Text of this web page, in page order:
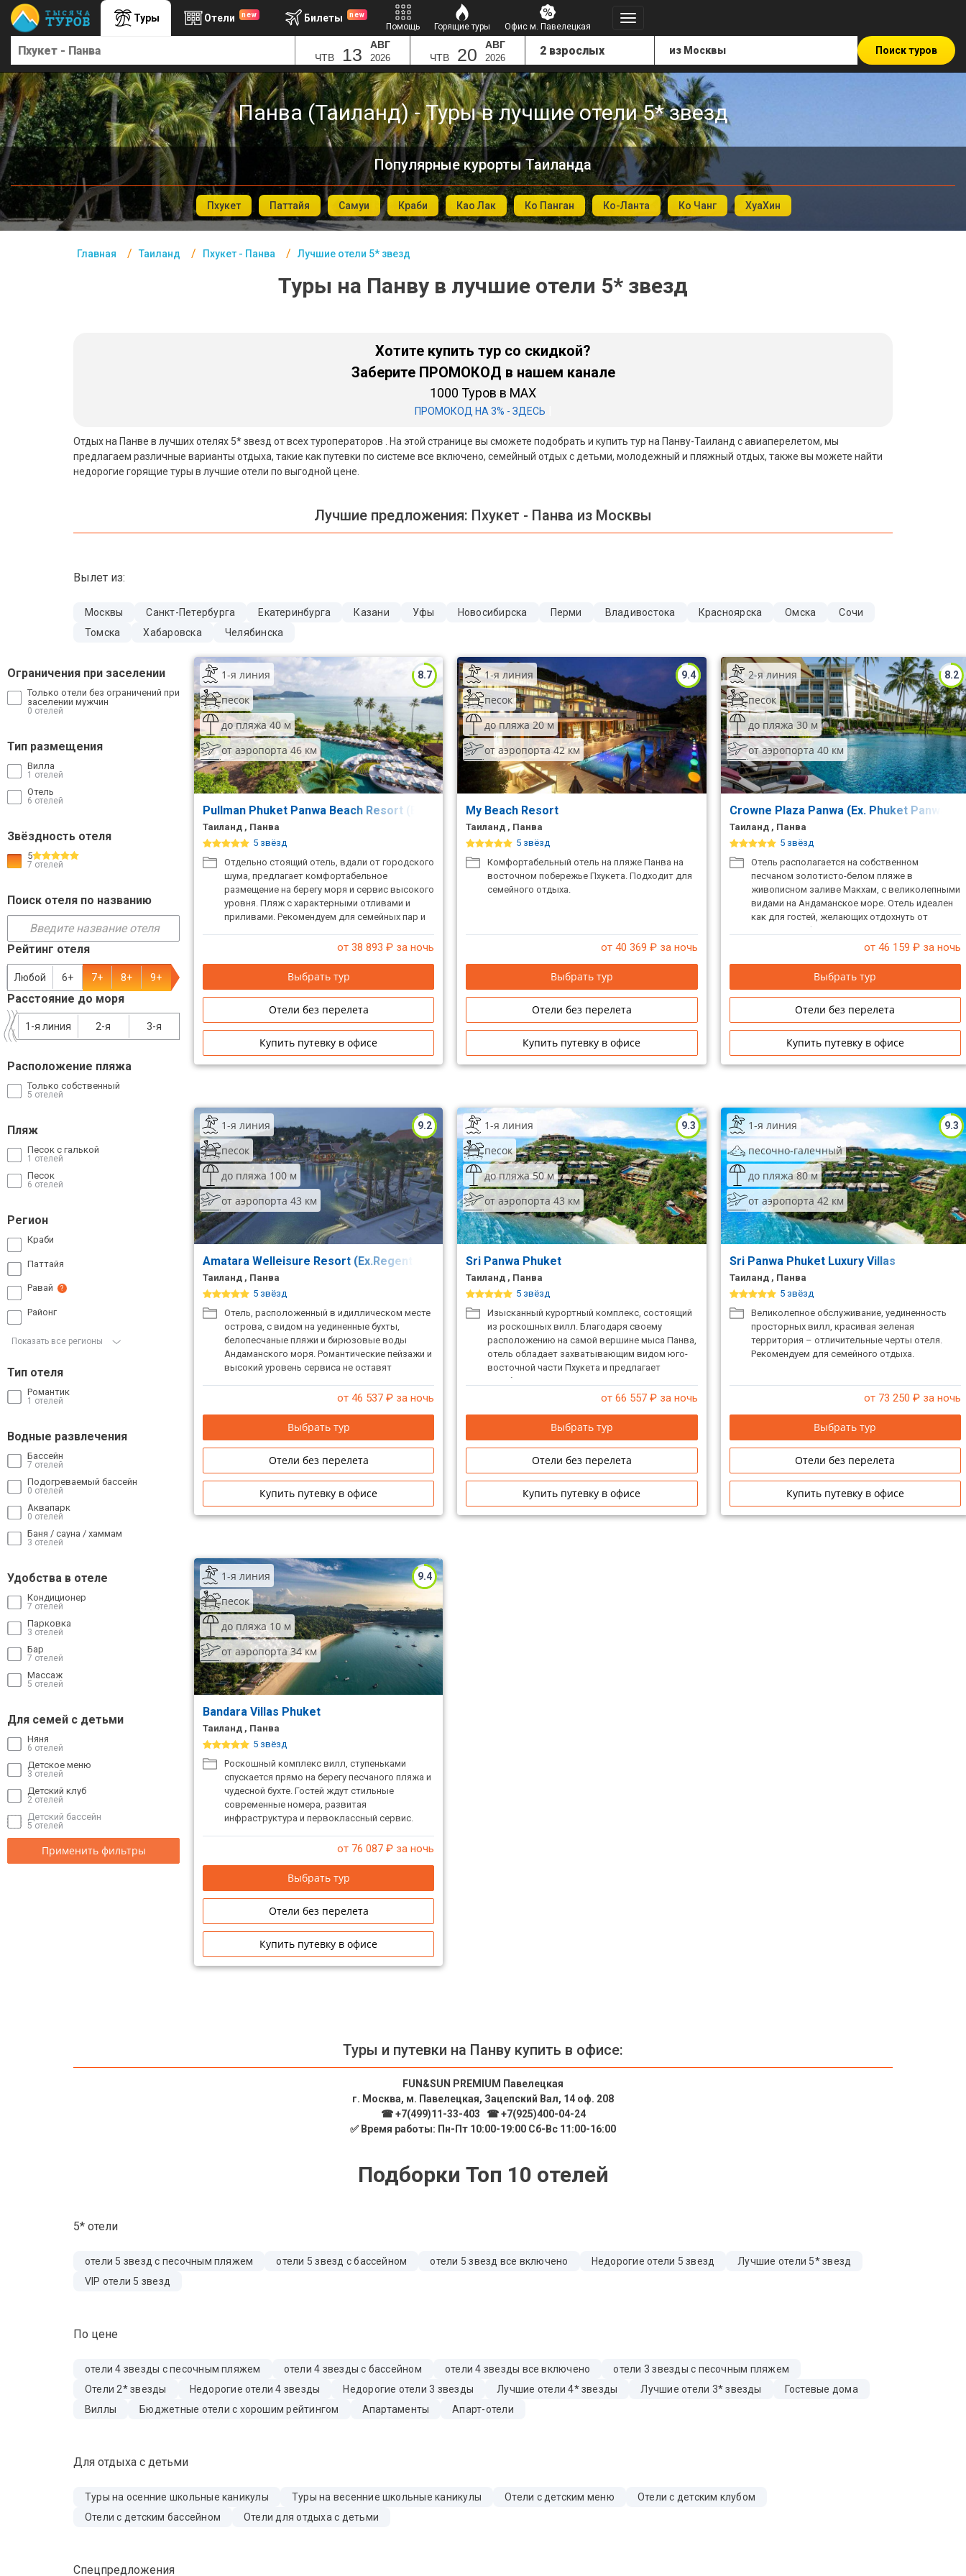
Туры Отели new Билеты new
Помощь Горящие туры Офис м. Павелецкая
ЧТВ 13 АВГ
2026 ЧТВ 20 АВГ
2026
Поиск туров
Панва (Таиланд) - Туры в лучшие отели 5* звезд
Популярные курорты Таиланда
Пхукет Паттайя Самуи Краби Као Лак Ко Панган Ко-Ланта Ко Чанг ХуаХин
Главная Таиланд Пхукет - Панва Лучшие отели 5* звезд
Туры на Панву в лучшие отели 5* звезд
Хотите купить тур со скидкой?
Заберите ПРОМОКОД в нашем канале
1000 Туров в MAX
ПРОМОКОД НА 3% - ЗДЕСЬ
Отдых на Панве в лучших отелях 5* звезд от всех туроператоров . На этой странице вы сможете подобрать и купить тур на Панву-Таиланд с авиаперелетом, мы
предлагаем различные варианты отдыха, такие как путевки по системе все включено, семейный отдых с детьми, молодежный и пляжный отдых, также вы можете найти
недорогие горящие туры в лучшие отели по выгодной цене.
Лучшие предложения: Пхукет - Панва из Москвы
Вылет из:
Москвы Санкт-Петербурга Екатеринбурга Казани Уфы Новосибирска Перми Владивостока Красноярска Омска
Сочи
Томска
Хабаровска Челябинска
Ограничения при заселении
Только отели без ограничений при
заселении мужчин
0 отелей
Тип размещения
Вилла
1 отелей
Отель
6 отелей
Звёздность отеля
5
7 отелей
Поиск отеля по названию
Рейтинг отеля
Любой 6+ 7+ 8+ 9+
Расстояние до моря
3-я
2-я
1-я линия
Расположение пляжа
Только собственный
5 отелей
Пляж
Песок с галькой
1 отелей
Песок
6 отелей
Регион
Краби
Паттайя
Равай ?
Районг
Показать все регионы
Тип отеля
Романтик
1 отелей
Водные развлечения
Бассейн
7 отелей
Подогреваемый бассейн
0 отелей
Аквапарк
0 отелей
Баня / сауна / хаммам
3 отелей
Удобства в отеле
Кондиционер
7 отелей
Парковка
3 отелей
Бар
7 отелей
Массаж
5 отелей
Для семей с детьми
Няня
6 отелей
Детское меню
3 отелей
Детский клуб
2 отелей
Детский бассейн
5 отелей
Применить фильтры
8.7
1-я линия
песок
до пляжа 40 м
от аэропорта 46 км
Pullman Phuket Panwa Beach Resort (Ex. Radisson Blu Panwa)
Таиланд , Панва
5 звёзд
Отдельно стоящий отель, вдали от городского
шума, предлагает комфортабельное
размещение на берегу моря и сервис высокого
уровня. Пляж с характерными отливами и
приливами. Рекомендуем для семейных пар и
от 38 893 ₽ за ночь
Выбрать тур
Отели без перелета
Купить путевку в офисе
9.4
1-я линия
песок
до пляжа 20 м
от аэропорта 42 км
My Beach Resort
Таиланд , Панва
5 звёзд
Комфортабельный отель на пляже Панва на
восточном побережье Пхукета. Подходит для
семейного отдыха.
от 40 369 ₽ за ночь
Выбрать тур
Отели без перелета
Купить путевку в офисе
8.2
2-я линия
песок
до пляжа 30 м
от аэропорта 40 км
Crowne Plaza Panwa (Ex. Phuket Panwa
Таиланд , Панва
5 звёзд
Отель располагается на собственном
песчаном золотисто-белом пляже в
живописном заливе Макхам, с великолепными
видами на Андаманское море. Отель идеален
как для гостей, желающих отдохнуть от
занятого графика, так и для активистов -
всего в 10 минутах езды вы откроете
архитектурой, ресторанами и магазинами, и
ночной Патонг в 30 минутах езды.
от 46 159 ₽ за ночь
Выбрать тур
Отели без перелета
Купить путевку в офисе
9.2
1-я линия
песок
до пляжа 100 м
от аэропорта 43 км
Amatara Welleisure Resort (Ex.Regent Phuket Cape Panwa)
Таиланд , Панва
5 звёзд
Отель, расположенный в идиллическом месте
острова, с видом на уединенные бухты,
белопесчаные пляжи и бирюзовые воды
Андаманского моря. Романтические пейзажи и
высокий уровень сервиса не оставят
гостей. Безупречная атмосфера отдыха для
от 46 537 ₽ за ночь
Выбрать тур
Отели без перелета
Купить путевку в офисе
9.3
1-я линия
песок
до пляжа 50 м
от аэропорта 43 км
Sri Panwa Phuket
Таиланд , Панва
5 звёзд
Изысканный курортный комплекс, состоящий
из роскошных вилл. Благодаря своему
расположению на самой вершине мыса Панва,
отель обладает захватывающим видом юго-
восточной части Пхукета и предлагает
незабываемый и великолепный отдых на
от 66 557₽ за ночь
Выбрать тур
Отели без перелета
Купить путевку в офисе
9.3
1-я линия
песочно-галечный
до пляжа 80 м
от аэропорта 42 км
Sri Panwa Phuket Luxury Villas
Таиланд , Панва
5 звёзд
Великолепное обслуживание, уединенность
просторных вилл, красивая зеленая
территория – отличительные черты отеля.
Рекомендуем для семейного отдыха.
от 73 250 ₽ за ночь
Выбрать тур
Отели без перелета
Купить путевку в офисе
9.4
1-я линия
песок
до пляжа 10 м
от аэропорта 34 км
Bandara Villas Phuket
Таиланд , Панва
5 звёзд
Роскошный комплекс вилл, ступеньками
спускается прямо на берегу песчаного пляжа и
чудесной бухте. Гостей ждут стильные
современные номера, развитая
инфраструктура и первоклассный сервис.
от 76 087 ₽ за ночь
Выбрать тур
Отели без перелета
Купить путевку в офисе
Туры и путевки на Панву купить в офисе:
FUN&SUN PREMIUM Павелецкая
г. Москва, м. Павелецкая, Зацепский Вал, 14 оф. 208
☎ +7(499)11-33-403
☎ +7(925)400-04-24
✅ Время работы: Пн-Пт 10:00-19:00 Сб-Вс 11:00-16:00
Подборки Топ 10 отелей
5* отели
отели 5 звезд с песочным пляжем отели 5 звезд с бассейном отели 5 звезд все включено Недорогие отели 5 звезд
Лучшие отели 5* звезд
VIP отели 5 звезд
По цене
отели 4 звезды с песочным пляжем отели 4 звезды с бассейном отели 4 звезды все включено
отели 3 звезды с песочным пляжем
Отели 2* звезды
Недорогие отели 4 звезды Недорогие отели 3 звезды Лучшие отели 4* звезды Лучшие отели 3* звезды
Гостевые дома
Виллы
Бюджетные отели с хорошим рейтингом Апартаменты Апарт-отели
Для отдыха с детьми
Туры на осенние школьные каникулы Туры на весенние школьные каникулы Отели с детским меню
Отели с детским клубом
Отели с детским бассейном
Отели для отдыха с детьми
Спецпредложения
Главная
Офис г. Москва
Помощь
Подборки отелей
Турция
Таиланд
ОАЭ
Северный Гоа
Южный Гоа
Кав Мин Воды
Экскурсионные туры
VIP отели 5 звезд
ТОП 10 недорогих отелей
Лучшие отели 4* звезды
Недорогие отели 4*
звезды
Недорогие отели 3*
звезды
Сетевые отели Египта
Сетевые отели ОАЭ
Сетевые отели Таиланда
Сетевые отели Шри Ланки
Сетевые отели Вьетнама